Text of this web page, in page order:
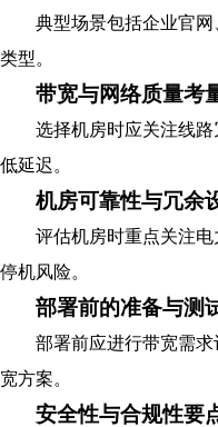
典型场景包括企业官
类型。
带宽与网络质量考
选择机房时应关注线
低延迟。
机房可靠性与冗余
评估机房时重点关注
停机风险。
部署前的准备与测
部署前应进行带宽需
宽方案。
安全性与合规性要